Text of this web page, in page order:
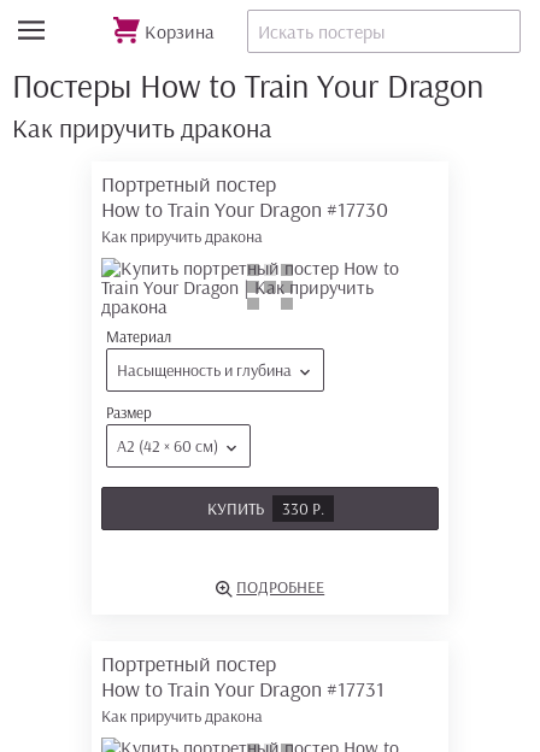
Корзина
Постеры How to Train Your Dragon
Как приручить дракона
Портретный постер
How to Train Your Dragon #17730
Как приручить дракона
Материал
Насыщенность и глубина
Размер
А2 (42 × 60 см)
КУПИТЬ 330 Р.
ПОДРОБНЕЕ
Портретный постер
How to Train Your Dragon #17731
Как приручить дракона